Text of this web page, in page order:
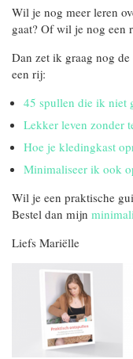
Wil je nog meer leren
gaat? Of wil je nog een
Dan zet ik graag nog de
een rij:
45 spullen die ik niet
Lekker leven zonder
Hoe je kledingkast
Minimaliseer ik ook
Wil je een praktische
Bestel dan mijn
Liefs Mariëlle